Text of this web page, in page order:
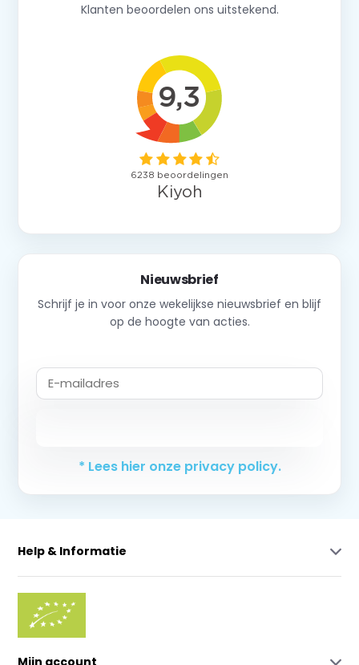
Klanten beoordelen ons uitstekend.
Nieuwsbrief
Schrijf je in voor onze wekelijkse nieuwsbrief en blijf
op de hoogte van acties.
* Lees hier onze privacy policy.
Help & Informatie